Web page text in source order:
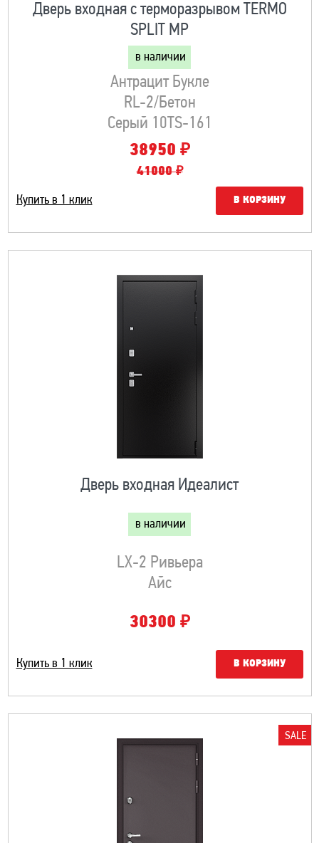
Дверь входная с терморазрывом TERMO
SPLIT MP
в наличии
Антрацит Букле
RL-2/Бетон
Серый 10TS-161
38950 ₽
41000 ₽
Купить в 1 клик В КОРЗИНУ
Дверь входная Идеалист
в наличии
LX-2 Ривьера
Айс
30300 ₽
Купить в 1 клик В КОРЗИНУ
SALE